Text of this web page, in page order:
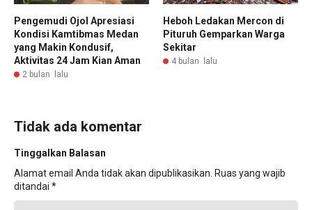
Pengemudi Ojol Apresiasi
Kondisi Kamtibmas Medan
yang Makin Kondusif,
Aktivitas 24 Jam Kian Aman
2 bulan lalu
Heboh Ledakan Mercon di
Pituruh Gemparkan Warga
Sekitar
4 bulan lalu
Tidak ada komentar
Tinggalkan Balasan
Alamat email Anda tidak akan dipublikasikan. Ruas yang wajib
ditandai *